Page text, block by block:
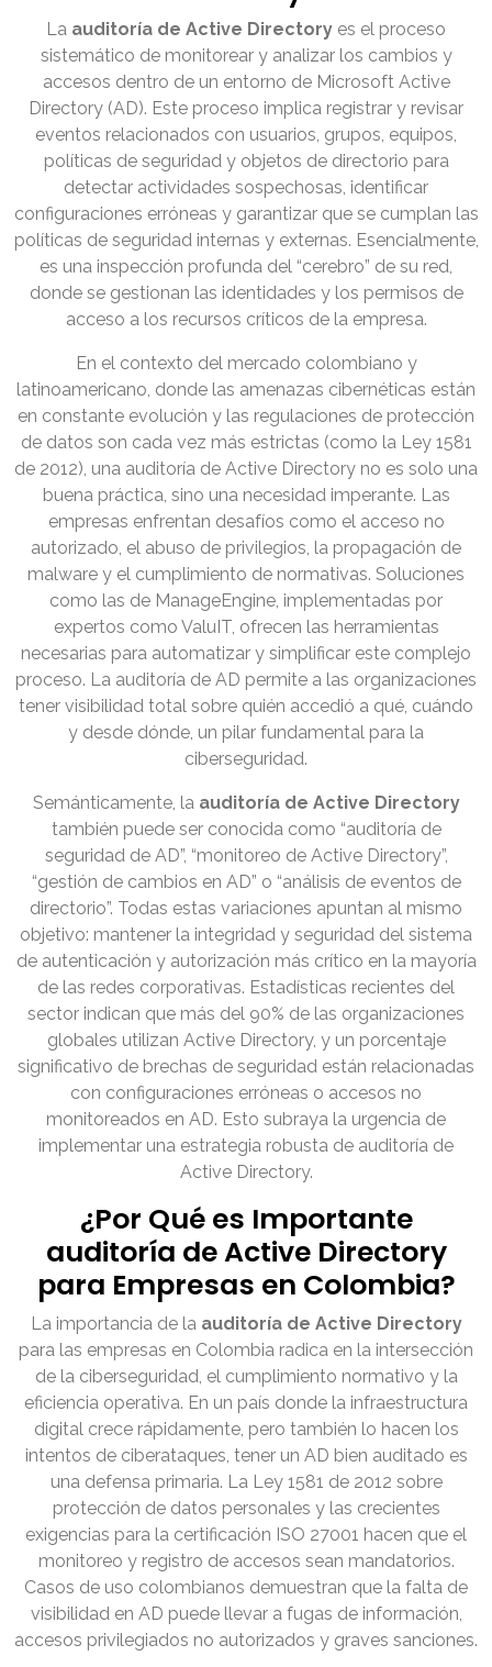
La auditoría de Active Directory es el proceso
sistemático de monitorear y analizar los cambios y
accesos dentro de un entorno de Microsoft Active
Directory (AD). Este proceso implica registrar y revisar
eventos relacionados con usuarios, grupos, equipos,
políticas de seguridad y objetos de directorio para
detectar actividades sospechosas, identificar
configuraciones erróneas y garantizar que se cumplan las
políticas de seguridad internas y externas. Esencialmente,
es una inspección profunda del “cerebro” de su red,
donde se gestionan las identidades y los permisos de
acceso a los recursos críticos de la empresa.
En el contexto del mercado colombiano y
latinoamericano, donde las amenazas cibernéticas están
en constante evolución y las regulaciones de protección
de datos son cada vez más estrictas (como la Ley 1581
de 2012), una auditoría de Active Directory no es solo una
buena práctica, sino una necesidad imperante. Las
empresas enfrentan desafíos como el acceso no
autorizado, el abuso de privilegios, la propagación de
malware y el cumplimiento de normativas. Soluciones
como las de ManageEngine, implementadas por
expertos como ValuIT, ofrecen las herramientas
necesarias para automatizar y simplificar este complejo
proceso. La auditoría de AD permite a las organizaciones
tener visibilidad total sobre quién accedió a qué, cuándo
y desde dónde, un pilar fundamental para la
ciberseguridad.
Semánticamente, la auditoría de Active Directory
también puede ser conocida como “auditoría de
seguridad de AD”, “monitoreo de Active Directory”,
“gestión de cambios en AD” o “análisis de eventos de
directorio”. Todas estas variaciones apuntan al mismo
objetivo: mantener la integridad y seguridad del sistema
de autenticación y autorización más crítico en la mayoría
de las redes corporativas. Estadísticas recientes del
sector indican que más del 90% de las organizaciones
globales utilizan Active Directory, y un porcentaje
significativo de brechas de seguridad están relacionadas
con configuraciones erróneas o accesos no
monitoreados en AD. Esto subraya la urgencia de
implementar una estrategia robusta de auditoría de
Active Directory.
¿Por Qué es Importante
auditoría de Active Directory
para Empresas en Colombia?
La importancia de la auditoría de Active Directory
para las empresas en Colombia radica en la intersección
de la ciberseguridad, el cumplimiento normativo y la
eficiencia operativa. En un país donde la infraestructura
digital crece rápidamente, pero también lo hacen los
intentos de ciberataques, tener un AD bien auditado es
una defensa primaria. La Ley 1581 de 2012 sobre
protección de datos personales y las crecientes
exigencias para la certificación ISO 27001 hacen que el
monitoreo y registro de accesos sean mandatorios.
Casos de uso colombianos demuestran que la falta de
visibilidad en AD puede llevar a fugas de información,
accesos privilegiados no autorizados y graves sanciones.